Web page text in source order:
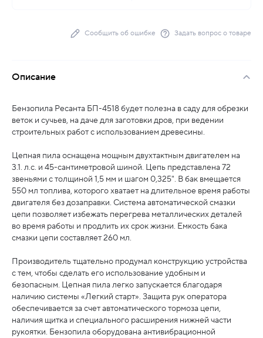
Сообщить об ошибке Задать вопрос о товаре
Описание
Бензопила Ресанта БП-4518 будет полезна в саду для обрезки
веток и сучьев, на даче для заготовки дров, при ведении
строительных работ с использованием древесины.
Цепная пила оснащена мощным двухтактным двигателем на
3.1. л.с. и 45-сантиметровой шиной. Цепь представлена 72
звеньями с толщиной 1,5 мм и шагом 0,325". В бак вмещается
550 мл топлива, которого хватает на длительное время работы
двигателя без дозаправки. Система автоматической смазки
цепи позволяет избежать перегрева металлических деталей
во время работы и продлить их срок жизни. Емкость бака
смазки цепи составляет 260 мл.
Производитель тщательно продумал конструкцию устройства
с тем, чтобы сделать его использование удобным и
безопасным. Цепная пила легко запускается благодаря
наличию системы «Легкий старт». Защита рук оператора
обеспечивается за счет автоматического тормоза цепи,
наличия щитка и специального расширения нижней части
рукоятки. Бензопила оборудована антивибрационной